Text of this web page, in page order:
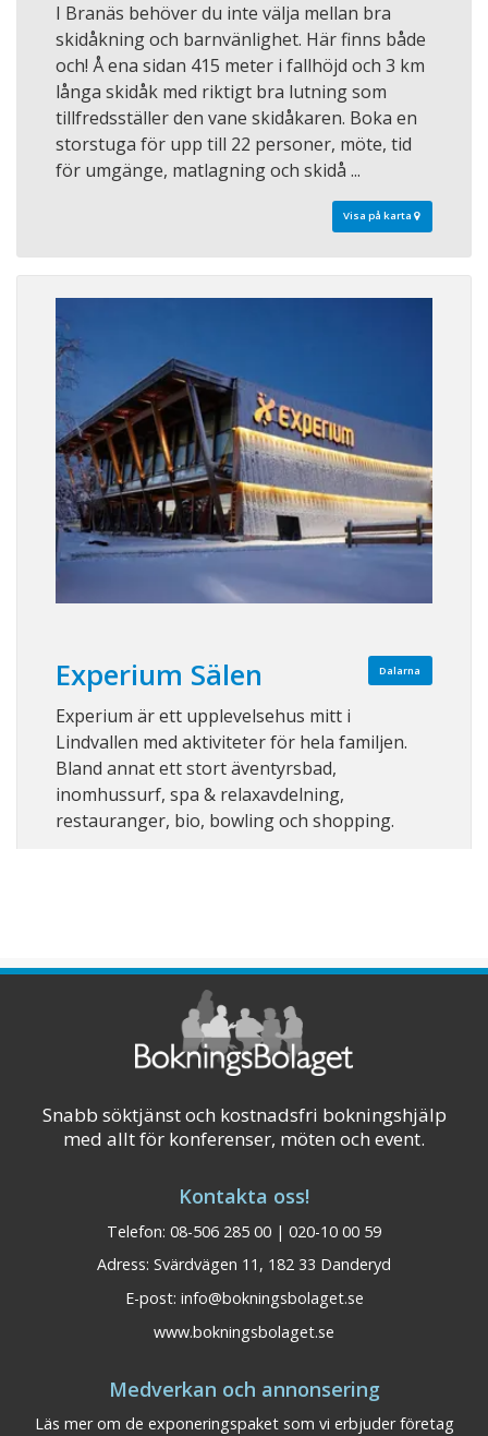
I Branäs behöver du inte välja mellan bra
skidåkning och barnvänlighet. Här finns både
och! Å ena sidan 415 meter i fallhöjd och 3 km
långa skidåk med riktigt bra lutning som
tillfredsställer den vane skidåkaren. Boka en
storstuga för upp till 22 personer, möte, tid
för umgänge, matlagning och skidå ...
Visa på karta
Dalarna
Experium Sälen
Experium är ett upplevelsehus mitt i
Lindvallen med aktiviteter för hela familjen.
Bland annat ett stort äventyrsbad,
inomhussurf, spa & relaxavdelning,
restauranger, bio, bowling och shopping.
Gammelgården Sälen
Hela Gammelgården renoverades in i minsta
detalj 2006 och har nu fått ett exklusivt
Snabb söktjänst och kostnadsfri bokningshjälp
med allt för konferenser, möten och event.
Kontakta oss!
Telefon: 08-506 285 00 | 020-10 00 59
Adress: Svärdvägen 11, 182 33 Danderyd
E-post: info@bokningsbolaget.se
www.bokningsbolaget.se
Medverkan och annonsering
Läs mer om de exponeringspaket som vi erbjuder företag